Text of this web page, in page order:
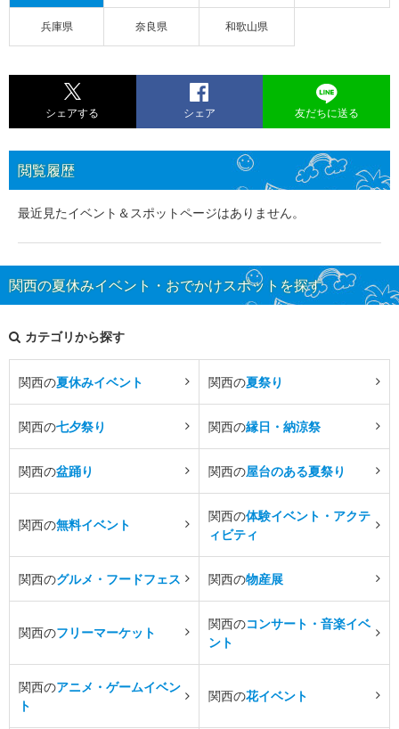
兵庫県 奈良県 和歌山県
シェアする シェア 友だちに送る
閲覧履歴
最近見たイベント＆スポットページはありません。
関西の夏休みイベント・おでかけスポットを探す
カテゴリから探す
関西の夏休みイベント 関西の夏祭り
関西の七夕祭り 関西の縁日・納涼祭
関西の盆踊り 関西の屋台のある夏祭り
関西の無料イベント
関西の体験イベント・アクテ
ィビティ
関西のグルメ・フードフェス 関西の物産展
関西のフリーマーケット
関西のコンサート・音楽イベ
ント
関西のアニメ・ゲームイベン
ト
関西の花イベント